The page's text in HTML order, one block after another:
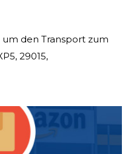
den Transport zum
29015,